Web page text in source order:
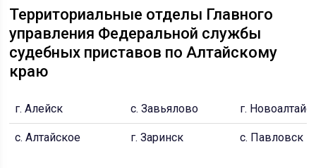
Территориальные отделы Главного
управления Федеральной службы
судебных приставов по Алтайскому
краю
г. Алейск с. Завьялово г.
с. Алтайское г. Заринск c. Павловск